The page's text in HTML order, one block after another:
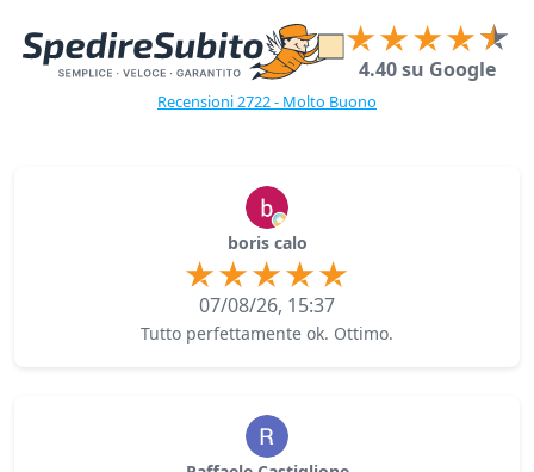
4.40 su Google
Recensioni 2722 - Molto Buono
boris calo
07/08/26, 15:37
Tutto perfettamente ok. Ottimo.